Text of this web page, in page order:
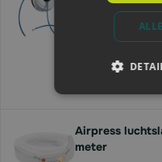
00
Airpress
meter